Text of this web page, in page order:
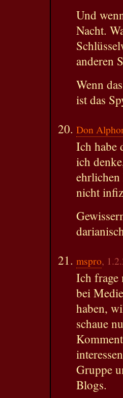
Und
Nacht.
anderen
Wenn
ist das
Don
Ich habe
ich
ehrlichen
nicht
mspro,
Ich frage
bei
haben,
schaue
Gruppe
Blogs.